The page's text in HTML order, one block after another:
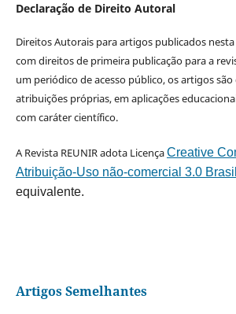
Declaração de Direito Autoral
Direitos Autorais para artigos publicados
com direitos de primeira publicação para a
um periódico de acesso público, os artigos
atribuições próprias, em aplicações
com caráter científico.
A Revista REUNIR adota LicençaCreative
Atribuição-Uso não-comercial 3.0
equivalente.
Artigos Semelhantes